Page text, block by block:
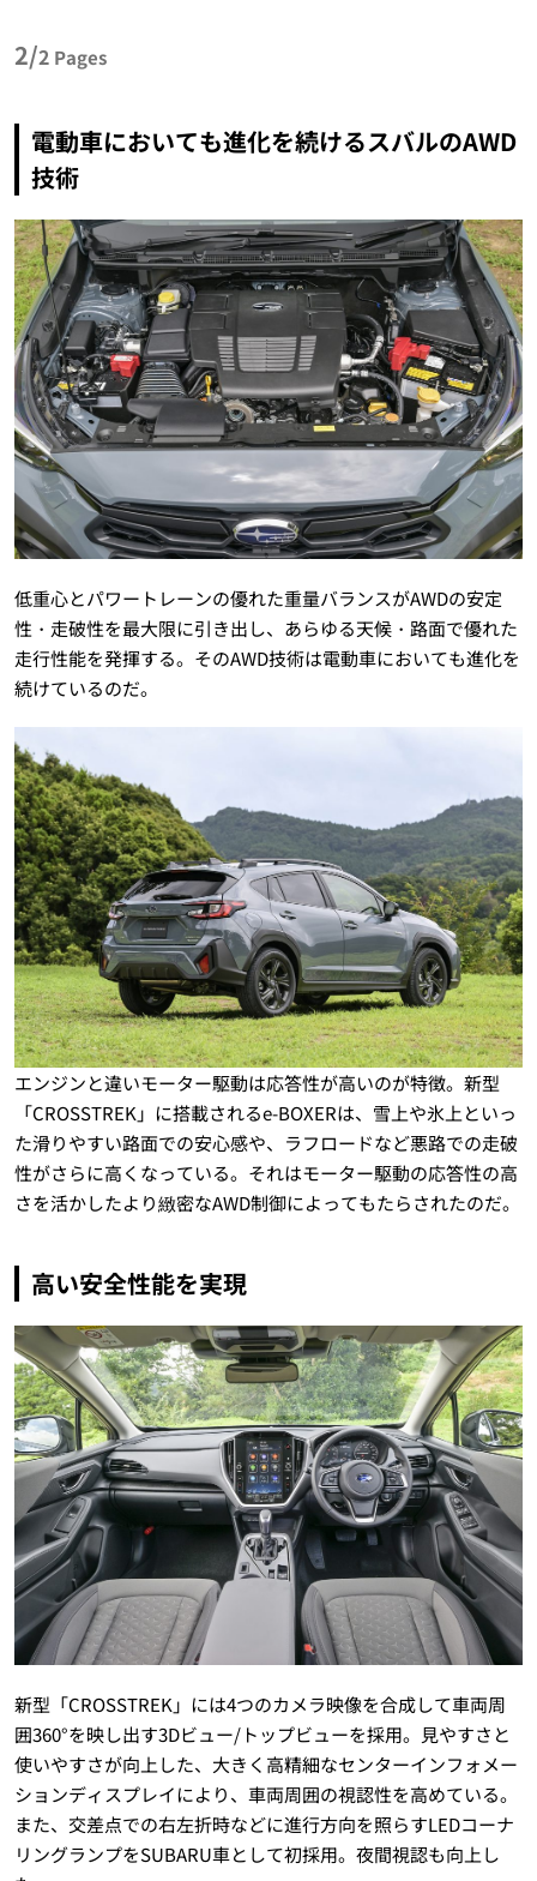
2/2 Pages
電動車においても進化を続けるスバルのAWD
技術
低重心とパワートレーンの優れた重量バランスがAWDの安定
性・走破性を最大限に引き出し、あらゆる天候・路面で優れた
走行性能を発揮する。そのAWD技術は電動車においても進化を
続けているのだ。
エンジンと違いモーター駆動は応答性が高いのが特徴。新型
「CROSSTREK」に搭載されるe-BOXERは、雪上や氷上といっ
た滑りやすい路面での安心感や、ラフロードなど悪路での走破
性がさらに高くなっている。それはモーター駆動の応答性の高
さを活かしたより緻密なAWD制御によってもたらされたのだ。
高い安全性能を実現
新型「CROSSTREK」には4つのカメラ映像を合成して車両周
囲360°を映し出す3Dビュー/トップビューを採用。見やすさと
使いやすさが向上した、大きく高精細なセンターインフォメー
ションディスプレイにより、車両周囲の視認性を高めている。
また、交差点での右左折時などに進行方向を照らすLEDコーナ
リングランプをSUBARU車として初採用。夜間視認も向上し